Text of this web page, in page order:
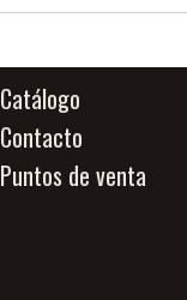
Catálogo
Contacto
Puntos de venta